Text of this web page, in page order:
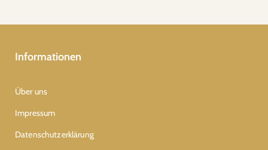
Informationen
Über uns
Impressum
Datenschutzerklärung